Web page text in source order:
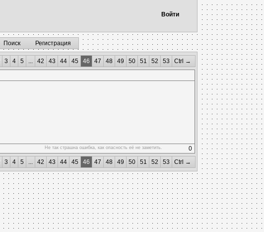
Войти
Поиск Регистрация
3 4 5 ... 42 43 44 45 46 47 48 49 50 51 52 53 Ctrl →
Не так страшна ошибка, как опасность её не заметить.
0
3 4 5 ... 42 43 44 45 46 47 48 49 50 51 52 53 Ctrl →